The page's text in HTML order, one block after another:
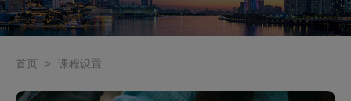
首页 > 课程设置